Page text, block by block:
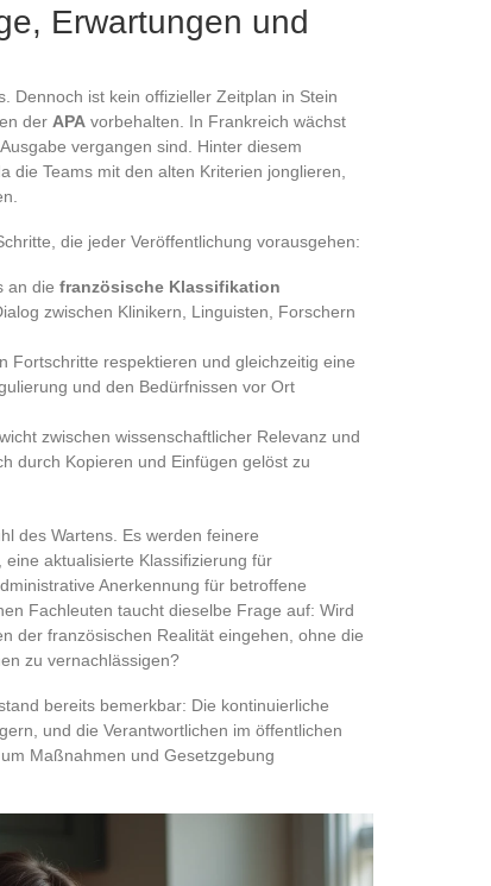
Erwartungen und
Dennoch ist kein offizieller Zeitplan in Stein
der APA vorbehalten. In Frankreich wächst
vergangen sind. Hinter diesem
die Teams mit den alten Kriterien jonglieren,
die jeder Veröffentlichung vorausgehen:
an die französische Klassifikation
zwischen Klinikern, Linguisten, Forschern
Fortschritte respektieren und gleichzeitig eine
und den Bedürfnissen vor Ort
zwischen wissenschaftlicher Relevanz und
durch Kopieren und Einfügen gelöst zu
des Wartens. Es werden feinere
aktualisierte Klassifizierung für
Anerkennung für betroffene
Fachleuten taucht dieselbe Frage auf: Wird
der französischen Realität eingehen, ohne die
zu vernachlässigen?
bereits bemerkbar: Die kontinuierliche
und die Verantwortlichen im öffentlichen
Maßnahmen und Gesetzgebung